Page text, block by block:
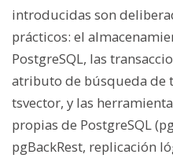
introducidas son
prácticos: el
PostgreSQL, las
atributo de búsqueda de
tsvector, y las
propias de PostgreSQL
pgBackRest, replicación